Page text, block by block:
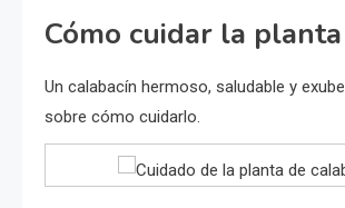
Cómo cuidar la
Un calabacín hermoso, saludable y
sobre cómo cuidarlo.